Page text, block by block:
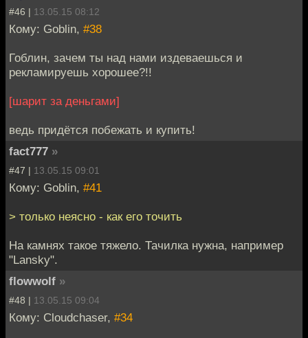
#46 | 13.05.15 08:12
Кому: Goblin, #38
Гоблин, зачем ты над нами издеваешься и
рекламируешь хорошее?!!
[шарит за деньгами]
ведь придётся побежать и купить!
fact777 »
#47 | 13.05.15 09:01
Кому: Goblin, #41
> только неясно - как его точить
На камнях такое тяжело. Тачилка нужна, например
"Lansky".
flowwolf »
#48 | 13.05.15 09:04
Кому: Cloudchaser, #34